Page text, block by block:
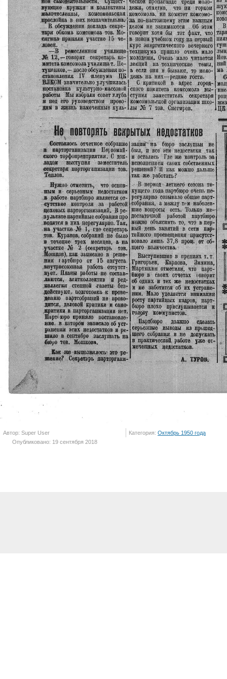
Автор: Super User Категория: Октябрь 1950 года
Опубликовано: 19 сентября 2018